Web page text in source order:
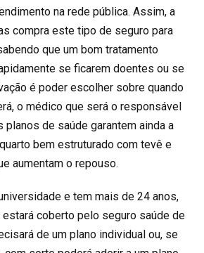
na rede pública. Assim, a
compra este tipo de seguro para
que um bom tratamento
se ficarem doentes ou se
é poder escolher sobre quando
o médico que será o responsável
de saúde garantem ainda a
bem estruturado com tevê e
aumentam o repouso.
e tem mais de 24 anos,
coberto pelo seguro saúde de
de um plano individual ou, se